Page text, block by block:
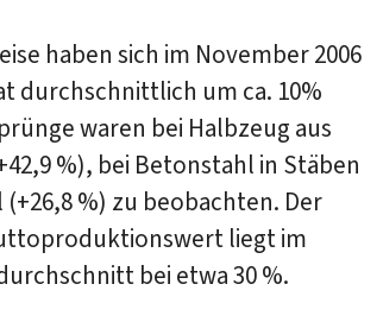
haben sich im November 2006
durchschnittlich um ca. 10%
waren bei Halbzeug aus
%), bei Betonstahl in Stäben
%) zu beobachten. Der
liegt im
bei etwa 30 %.